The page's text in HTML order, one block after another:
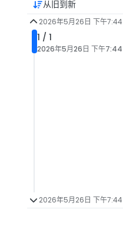
从旧到新
2026年5月26日 下午7:44
1 / 1
2026年5月26日 下午7:44
2026年5月26日 下午7:44